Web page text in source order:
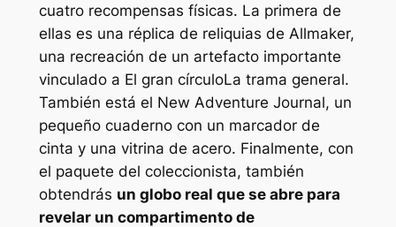
cuatro recompensas físicas. La primera de
ellas es una réplica de reliquias de Allmaker,
una recreación de un artefacto importante
vinculado a El gran círculoLa trama general.
También está el New Adventure Journal, un
pequeño cuaderno con un marcador de
cinta y una vitrina de acero. Finalmente, con
el paquete del coleccionista, también
obtendrás un globo real que se abre para
revelar un compartimento de